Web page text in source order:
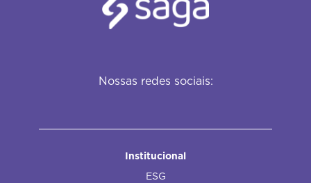
Nossas redes sociais:
Institucional
ESG